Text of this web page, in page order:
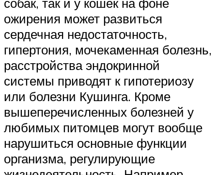
ожирения может развиться
сердечная недостаточность,
гипертония, мочекаменная болезнь,
расстройства эндокринной
системы приводят к гипотериозу
или болезни Кушинга. Кроме
вышеперечисленных болезней у
любимых питомцев могут вообще
нарушиться основные функции
организма, регулирующие